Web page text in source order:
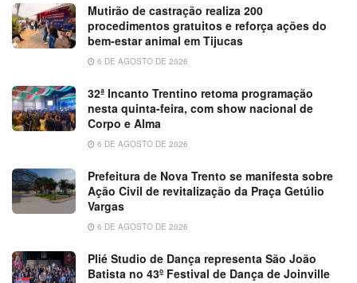
Mutirão de castração realiza 200
procedimentos gratuitos e reforça ações do
bem-estar animal em Tijucas
6 DE AGOSTO DE 2026
32ª Incanto Trentino retoma programação
nesta quinta-feira, com show nacional de
Corpo e Alma
6 DE AGOSTO DE 2026
Prefeitura de Nova Trento se manifesta sobre
Ação Civil de revitalização da Praça Getúlio
Vargas
6 DE AGOSTO DE 2026
Plié Studio de Dança representa São João
Batista no 43º Festival de Dança de Joinville